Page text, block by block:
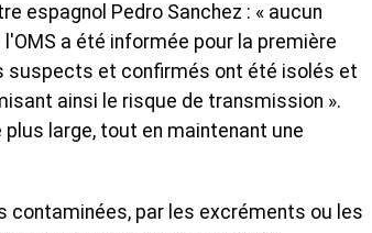
espagnol Pedro Sanchez : « aucun
a été informée pour la première
suspects et confirmés ont été isolés et
ainsi le risque de transmission ».
large, tout en maintenant une
contaminées, par les excréments ou les